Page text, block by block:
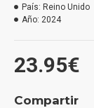
23.95€
País: Reino Unido
Año: 2024
Compartir